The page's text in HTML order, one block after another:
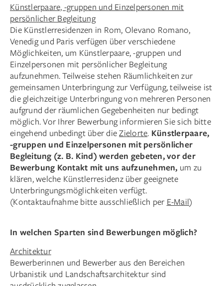
Künstlerpaare, -gruppen und Einzelpersonen mit
persönlicher Begleitung
Die Künstlerresidenzen in Rom, Olevano Romano,
Venedig und Paris verfügen über verschiedene
Möglichkeiten, um Künstlerpaare, -gruppen und
Einzelpersonen mit persönlicher Begleitung
aufzunehmen. Teilweise stehen Räumlichkeiten zur
gemeinsamen Unterbringung zur Verfügung, teilweise ist
die gleichzeitige Unterbringung von mehreren Personen
aufgrund der räumlichen Gegebenheiten nur bedingt
möglich. Vor Ihrer Bewerbung informieren Sie sich bitte
eingehend unbedingt über dieZielorte. Künstlerpaare,
-gruppen und Einzelpersonen mit persönlicher
Begleitung (z. B. Kind) werden gebeten, vor der
Bewerbung Kontakt mit uns aufzunehmen, um zu
klären, welche Künstlerresidenz über geeignete
Unterbringungsmöglichkeiten verfügt.
(Kontaktaufnahme bitte ausschließlich per E-Mail)
In welchen Sparten sind Bewerbungen möglich?
Architektur
Bewerberinnen und Bewerber aus den Bereichen
Urbanistik und Landschaftsarchitektur sind